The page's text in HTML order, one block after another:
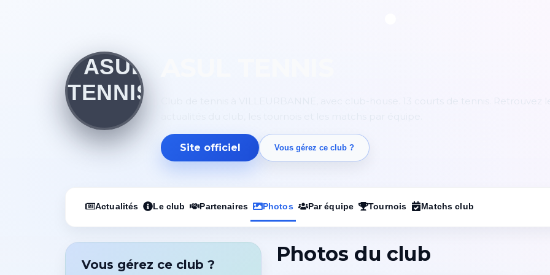
Site officiel Vous gérez ce club ?
Actualités Le club Partenaires Photos Par équipe Tournois Matchs club
Vous gérez ce club ? Photos du club